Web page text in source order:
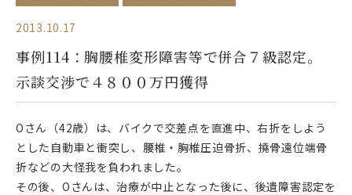
2013.10.17
事例114：胸腰椎変形障害等で併合７級認定。
示談交渉で４８００万円獲得
Oさん（42歳）は、バイクで交差点を直進中、右折をしよう
とした自動車と衝突し、腰椎・胸椎圧迫骨折、撓骨遠位端骨
折などの大怪我を負われました。
その後、Oさんは、治療が中止となった後に、後遺障害認定を